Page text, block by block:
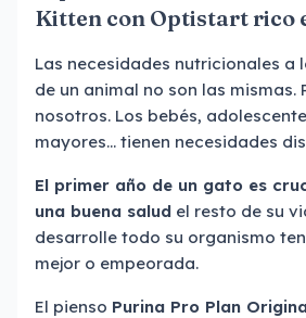
Kitten con Optistart rico
Las necesidades nutricionales a
de un animal no son las mismas.
nosotros. Los bebés,
mayores… tienen necesidades
El primer año de un gato es
una buena salud el resto de su
desarrolle todo su organismo
mejor o empeorada.
El pienso Purina Pro Plan